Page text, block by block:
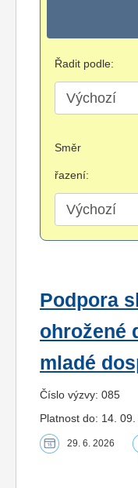
Řadit podle:
Směr
řazení:
Podpora
ohrožené
mladé
Číslo výzvy: 085
Platnost do: 14.
29. 6. 2026